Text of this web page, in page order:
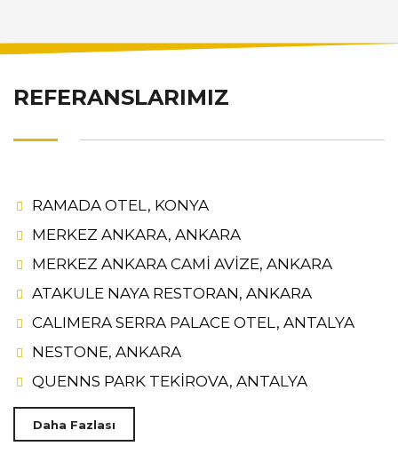
REFERANSLARIMIZ
RAMADA OTEL, KONYA
MERKEZ ANKARA, ANKARA
MERKEZ ANKARA CAMİ AVİZE, ANKARA
ATAKULE NAYA RESTORAN, ANKARA
CALIMERA SERRA PALACE OTEL, ANTALYA
NESTONE, ANKARA
QUENNS PARK TEKİROVA, ANTALYA
Daha Fazlası